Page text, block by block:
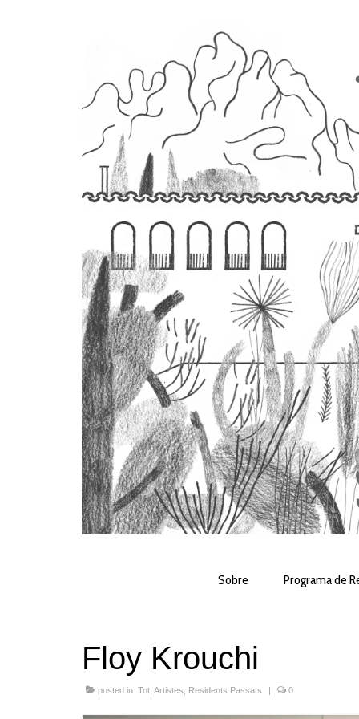
Sobre Programa de
Floy Krouchi
posted in: Tot Artistes Residents Passats 0